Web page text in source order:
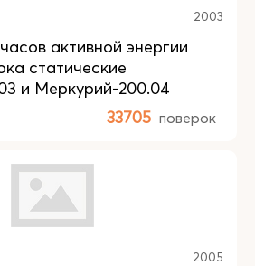
2003
активной энергии
статические
и Меркурий-200.04
33705 поверок
2005